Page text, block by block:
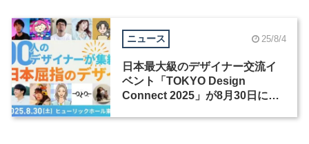
COLUMN
コラム ニュース 25/8/4
日本最大級のデザイナー交流イ
ベント「TOKYO Design
Connect 2025」が8月30日に開